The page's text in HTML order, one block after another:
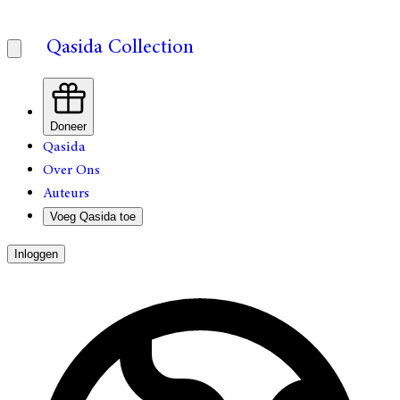
Qasida Collection
Doneer
Qasida
Over Ons
Auteurs
Voeg Qasida toe
Inloggen